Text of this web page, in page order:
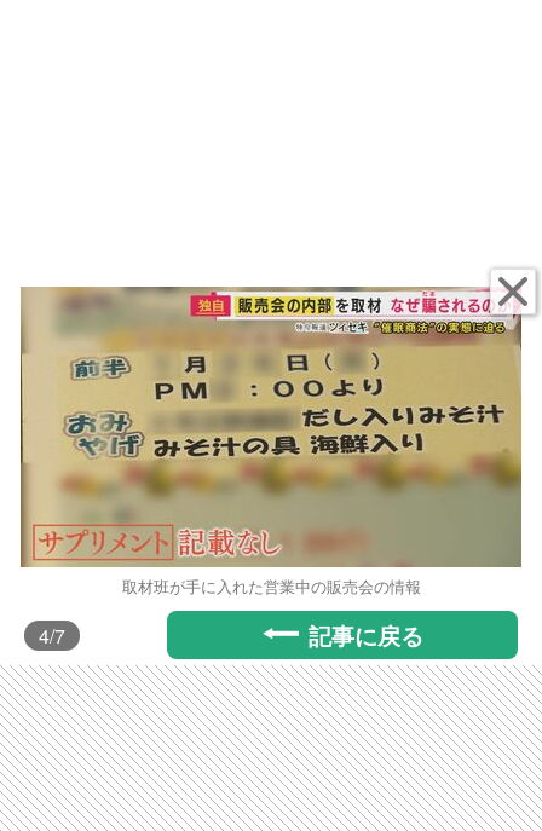
取材班が手に入れた営業中の販売会の情報
4/7 記事に戻る